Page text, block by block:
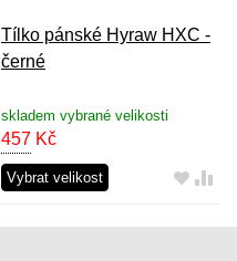
Tílko pánské Hyraw HXC -
černé
skladem vybrané velikosti
457 Kč
Vybrat velikost